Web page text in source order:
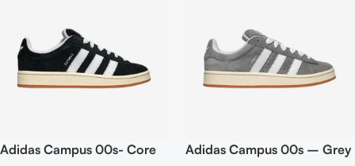
Adidas Campus 00s- Core
Adidas Campus 00s – Grey